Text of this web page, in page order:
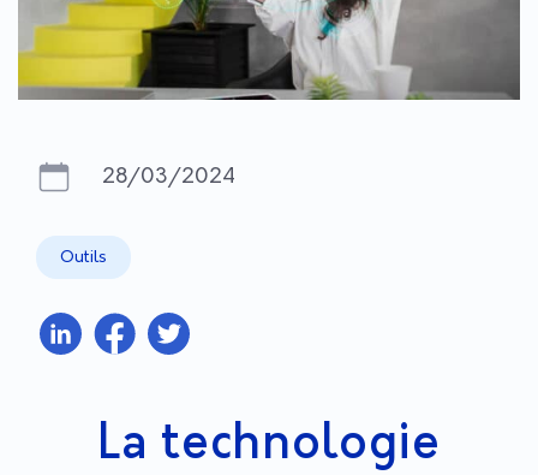
28/03/2024
Outils
La technologie